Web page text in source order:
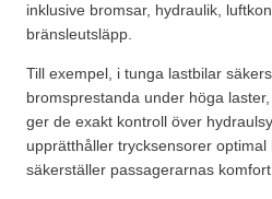
inklusive bromsar, hydraulik,
bränsleutsläpp.
Till exempel, i tunga lastbilar
bromsprestanda under höga
ger de exakt kontroll över
upprätthåller trycksensorer
säkerställer passagerarnas